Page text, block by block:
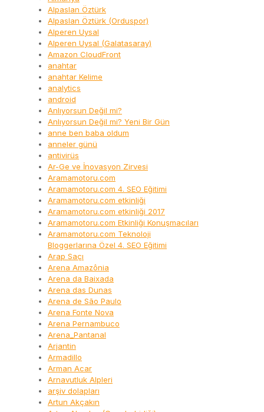
Alpaslan Öztürk
Alpaslan Öztürk (Orduspor)
Alperen Uysal
Alperen Uysal (Galatasaray)
Amazon CloudFront
anahtar
anahtar Kelime
analytics
android
Anlıyorsun Değil mi?
Anlıyorsun Değil mi? Yeni Bir Gün
anne ben baba oldum
anneler günü
antivirüs
Ar-Ge ve İnovasyon Zirvesi
Aramamotoru.com
Aramamotoru.com 4. SEO Eğitimi
Aramamotoru.com etkinliği
Aramamotoru.com etkinliği 2017
Aramamotoru.com Etkinliği Konuşmacıları
Aramamotoru.com Teknoloji
Bloggerlarına Özel 4. SEO Eğitimi
Arap Saçı
Arena Amazônia
Arena da Baixada
Arena das Dunas
Arena de São Paulo
Arena Fonte Nova
Arena Pernambuco
Arena_Pantanal
Arjantin
Armadillo
Arman Acar
Arnavutluk Alpleri
arşiv dolapları
Artun Akçakın